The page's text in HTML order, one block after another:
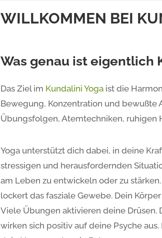
WILLKOMMEN BEI
Was genau ist eigentlich
Das Ziel im Kundalini Yoga ist die
Bewegung, Konzentration und bewußte
Übungsfolgen, Atemtechniken, ruhigen
Yoga unterstützt dich dabei, in deine
stressigen und herausfordernden
am Leben zu entwickeln oder zu
lockert das fasziale Gewebe. Dein
Viele Übungen aktivieren deine
wirken sich positiv auf deine Psyche